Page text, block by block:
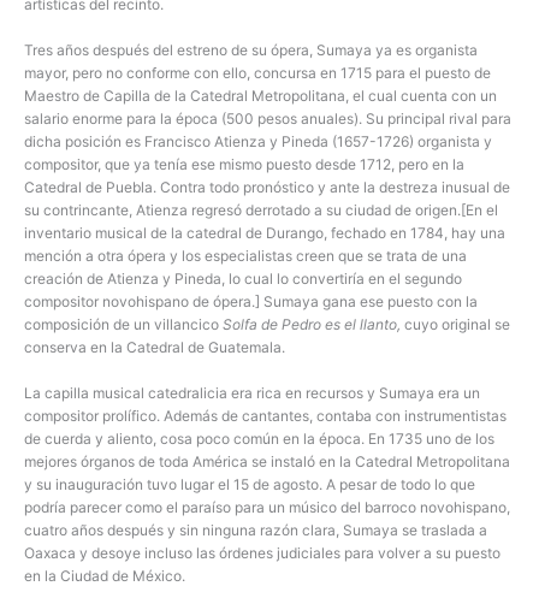
artísticas del recinto.
Tres años después del estreno de su ópera, Sumaya ya es organista
mayor, pero no conforme con ello, concursa en 1715 para el puesto de
Maestro de Capilla de la Catedral Metropolitana, el cual cuenta con un
salario enorme para la época (500 pesos anuales). Su principal rival para
dicha posición es Francisco Atienza y Pineda (1657-1726) organista y
compositor, que ya tenía ese mismo puesto desde 1712, pero en la
Catedral de Puebla. Contra todo pronóstico y ante la destreza inusual de
su contrincante, Atienza regresó derrotado a su ciudad de origen.[En el
inventario musical de la catedral de Durango, fechado en 1784, hay una
mención a otra ópera y los especialistas creen que se trata de una
creación de Atienza y Pineda, lo cual lo convertiría en el segundo
compositor novohispano de ópera.] Sumaya gana ese puesto con la
composición de un villancico Solfa de Pedro es el llanto, cuyo original se
conserva en la Catedral de Guatemala.
La capilla musical catedralicia era rica en recursos y Sumaya era un
compositor prolífico. Además de cantantes, contaba con instrumentistas
de cuerda y aliento, cosa poco común en la época. En 1735 uno de los
mejores órganos de toda América se instaló en la Catedral Metropolitana
y su inauguración tuvo lugar el 15 de agosto. A pesar de todo lo que
podría parecer como el paraíso para un músico del barroco novohispano,
cuatro años después y sin ninguna razón clara, Sumaya se traslada a
Oaxaca y desoye incluso las órdenes judiciales para volver a su puesto
en la Ciudad de México.